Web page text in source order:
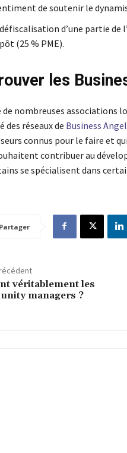
de soutenir le
d’une partie de
(25 % PME).
les
nombreuses associations
des réseaux de Business
connus pour le faire et
contribuer au
se spécialisent dans
Partager
véritablement les
managers ?